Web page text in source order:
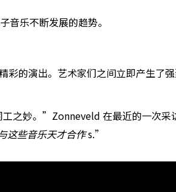
音乐不断发展的趋势。
彩的演出。艺术家们之间立即产生了
工之妙。”Zonneveld 在最近的一次采
这些音乐天才合作s.”